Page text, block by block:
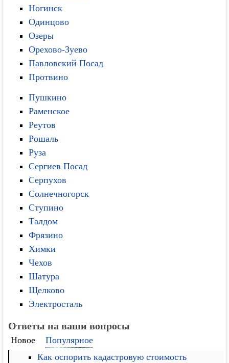
Ногинск
Одинцово
Озеры
Орехово-Зуево
Павловский Посад
Протвино
Пушкино
Раменское
Реутов
Рошаль
Руза
Сергиев Посад
Серпухов
Солнечногорск
Ступино
Талдом
Фрязино
Химки
Чехов
Шатура
Щелково
Электросталь
Ответы на ваши вопросы
Новое
Популярное
Как оспорить кадастровую стоимость